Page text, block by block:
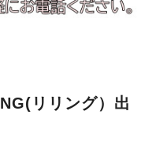
リリング）出